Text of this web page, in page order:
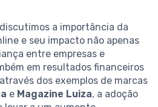
a importância da
e seu impacto não apenas
entre empresas e
em resultados financeiros
dos exemplos de marcas
e Magazine Luiza, a adoção